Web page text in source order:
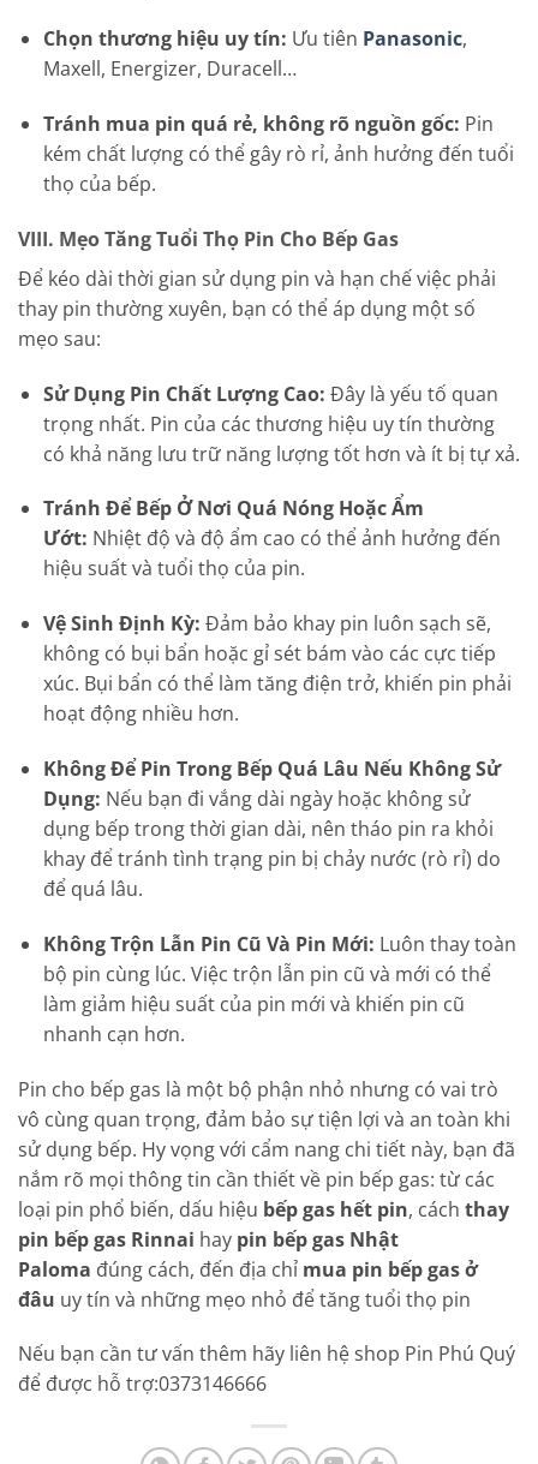
Chọn thương hiệu uy tín: Ưu tiên Panasonic,
Maxell, Energizer, Duracell…
Tránh mua pin quá rẻ, không rõ nguồn gốc: Pin
kém chất lượng có thể gây rò rỉ, ảnh hưởng đến tuổi
thọ của bếp.
VIII. Mẹo Tăng Tuổi Thọ Pin Cho Bếp Gas
Để kéo dài thời gian sử dụng pin và hạn chế việc phải
thay pin thường xuyên, bạn có thể áp dụng một số
mẹo sau:
Sử Dụng Pin Chất Lượng Cao: Đây là yếu tố quan
trọng nhất. Pin của các thương hiệu uy tín thường
có khả năng lưu trữ năng lượng tốt hơn và ít bị tự xả.
Tránh Để Bếp Ở Nơi Quá Nóng Hoặc Ẩm
Ướt: Nhiệt độ và độ ẩm cao có thể ảnh hưởng đến
hiệu suất và tuổi thọ của pin.
Vệ Sinh Định Kỳ: Đảm bảo khay pin luôn sạch sẽ,
không có bụi bẩn hoặc gỉ sét bám vào các cực tiếp
xúc. Bụi bẩn có thể làm tăng điện trở, khiến pin phải
hoạt động nhiều hơn.
Không Để Pin Trong Bếp Quá Lâu Nếu Không Sử
Dụng: Nếu bạn đi vắng dài ngày hoặc không sử
dụng bếp trong thời gian dài, nên tháo pin ra khỏi
khay để tránh tình trạng pin bị chảy nước (rò rỉ) do
để quá lâu.
Không Trộn Lẫn Pin Cũ Và Pin Mới: Luôn thay toàn
bộ pin cùng lúc. Việc trộn lẫn pin cũ và mới có thể
làm giảm hiệu suất của pin mới và khiến pin cũ
nhanh cạn hơn.
Pin cho bếp gas là một bộ phận nhỏ nhưng có vai trò
vô cùng quan trọng, đảm bảo sự tiện lợi và an toàn khi
sử dụng bếp. Hy vọng với cẩm nang chi tiết này, bạn đã
nắm rõ mọi thông tin cần thiết về pin bếp gas: từ các
loại pin phổ biến, dấu hiệu bếp gas hết pin, cách thay
pin bếp gas Rinnai hay pin bếp gas Nhật
Paloma đúng cách, đến địa chỉ mua pin bếp gas ở
đâu uy tín và những mẹo nhỏ để tăng tuổi thọ pin
Nếu bạn cần tư vấn thêm hãy liên hệ shop Pin Phú Quý
để được hỗ trợ:0373146666